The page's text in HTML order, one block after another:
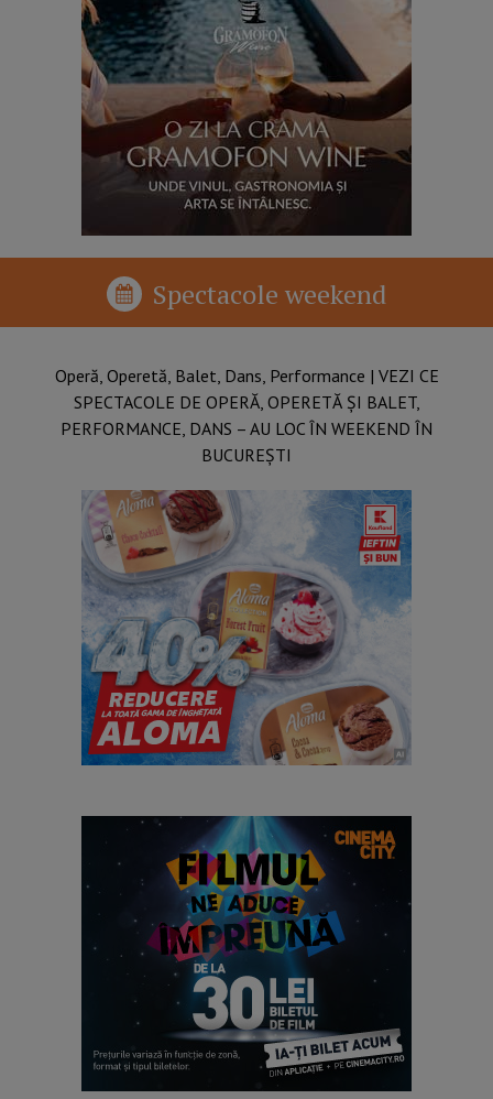
Spectacole weekend
Operă, Operetă, Balet, Dans, Performance​ | VEZI CE
SPECTACOLE DE OPERĂ, OPERETĂ ȘI BALET,
PERFORMANCE, DANS – AU LOC ÎN WEEKEND ÎN
BUCUREȘTI